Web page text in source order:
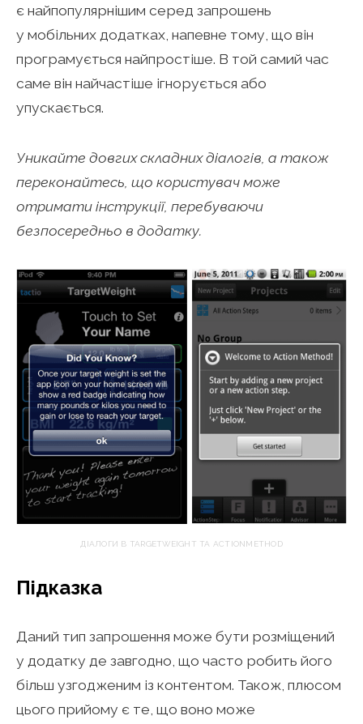
є найпопулярнішим серед запрошень
у мобільних додатках, напевне тому, що він
програмується найпростіше. В той самий час
саме він найчастіше ігнорується або
упускається.
Уникайте довгих складних діалогів, а також
переконайтесь, що користувач може
отримати інструкції, перебуваючи
безпосередньо в додатку.
ДІАЛОГИ В TARGETWEIGHT ТА ACTIONMETHOD
Підказка
Даний тип запрошення може бути розміщений
у додатку де завгодно, що часто робить його
більш узгодженим із контентом. Також, плюсом
цього прийому є те, що воно може